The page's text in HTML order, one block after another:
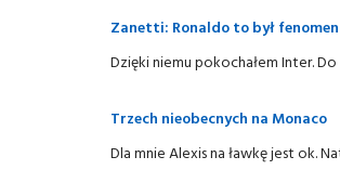
Zanetti: Ronaldo to był fenomen
Dzięki niemu pokochałem Inter.
Trzech nieobecnych na Monaco
Dla mnie Alexis na ławkę jest ok.